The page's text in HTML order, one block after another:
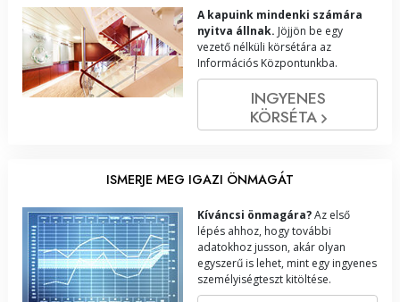
A kapuink mindenki számára
nyitva állnak. Jöjjön be egy
vezető nélküli körsétára az
Információs Központunkba.
INGYENES
KÖRSÉTA
ISMERJE MEG IGAZI ÖNMAGÁT
Kíváncsi önmagára?Az első
lépés ahhoz, hogy további
adatokhoz jusson, akár olyan
egyszerű is lehet, mint egy ingyenes
személyiségteszt kitöltése.